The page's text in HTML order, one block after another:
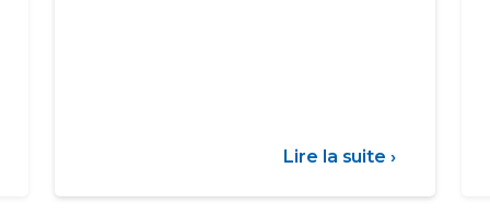
Lire la suite ›